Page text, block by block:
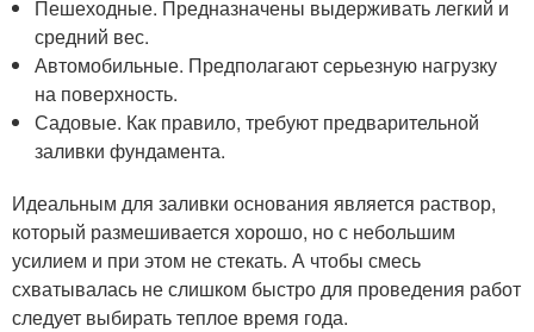
Пешеходные. Предназначены выдерживать легкий и
средний вес.
Автомобильные. Предполагают серьезную нагрузку
на поверхность.
Садовые. Как правило, требуют предварительной
заливки фундамента.
Идеальным для заливки основания является раствор,
который размешивается хорошо, но с небольшим
усилием и при этом не стекать. А чтобы смесь
схватывалась не слишком быстро для проведения работ
следует выбирать теплое время года.